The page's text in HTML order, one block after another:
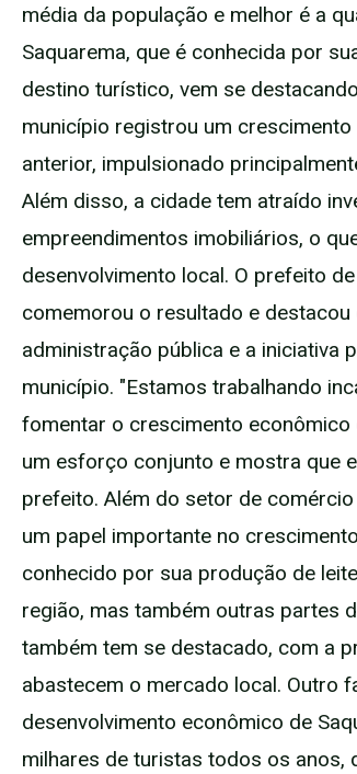
média da população e melhor é a
Saquarema, que é conhecida por
destino turístico, vem se
município registrou um
anterior, impulsionado
Além disso, a cidade tem atraído
empreendimentos imobiliários, o
desenvolvimento local. O prefeito
comemorou o resultado e
administração pública e a iniciativa
município. "Estamos trabalhando
fomentar o crescimento
um esforço conjunto e mostra que
prefeito. Além do setor de
um papel importante no
conhecido por sua produção de
região, mas também outras partes
também tem se destacado, com a
abastecem o mercado local. Outro
desenvolvimento econômico de
milhares de turistas todos os anos,